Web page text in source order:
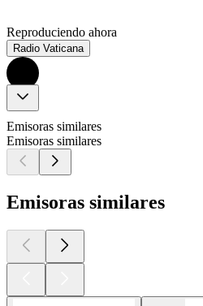
Reproduciendo ahora
Radio Vaticana
Emisoras similares
Emisoras similares
Emisoras similares